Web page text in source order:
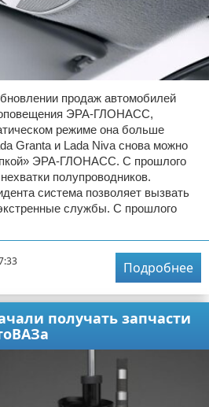
продаж автомобилей
оповещения ЭРА-ГЛОНАСС,
режиме она больше
Granta и Lada Niva снова можно
ЭРА-ГЛОНАСС. С прошлого
полупроводников.
система позволяет вызвать
службы. С прошлого
Подробнее
получать запчасти